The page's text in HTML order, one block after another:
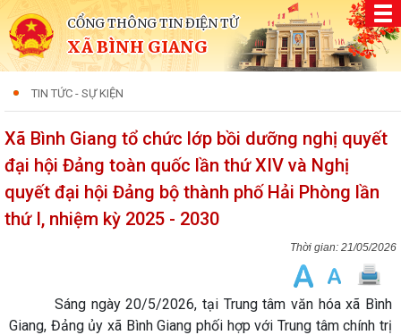
CỔNG THÔNG TIN ĐIỆN TỬ
XÃ BÌNH GIANG
TIN TỨC - SỰ KIỆN
Xã Bình Giang tổ chức lớp bồi dưỡng nghị quyết
đại hội Đảng toàn quốc lần thứ XIV và Nghị
quyết đại hội Đảng bộ thành phố Hải Phòng lần
thứ I, nhiệm kỳ 2025 - 2030
21/05/2026
Sáng ngày 20/5/2026, tại Trung tâm văn hóa xã Bình
Giang, Đảng ủy xã Bình Giang phối hợp với Trung tâm chính trị